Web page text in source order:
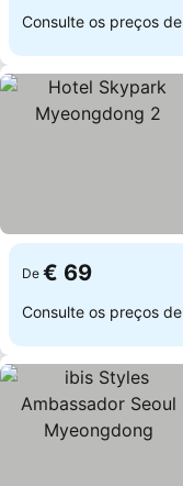
Consulte os preços de
De € 69
Consulte os preços de